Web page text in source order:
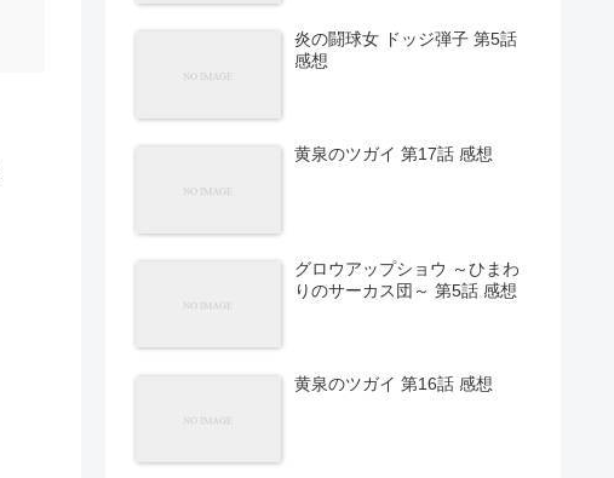
炎の闘球女 ドッジ弾子 第5話
感想
黄泉のツガイ 第17話 感想
グロウアップショウ ～ひまわ
りのサーカス団～ 第5話 感想
黄泉のツガイ 第16話 感想